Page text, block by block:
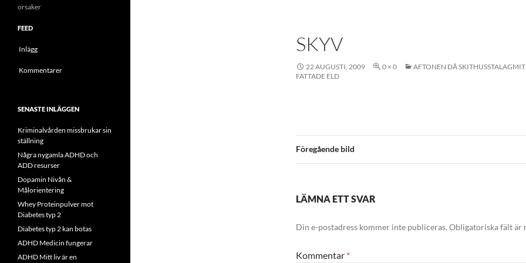
SKYV
22 AUGUSTI, 2009 0 × 0
AFTONEN DÅ
FATTADE ELD
Föregående bild
LÄMNA ETT SVAR
Din e-postadress kommer inte publiceras. Obligatoriska fält är
Kommentar *
orsaker
FEED
Inlägg
Kommentarer
SENASTE INLÄGGEN
Kriminalvården missbrukar sin
ställning
Några nygamla ADHD och
ADD resurser
Dopamin Nivån &
Målorientering
Whey Proteinpulver mot
Diabetes typ 2
Diabetes typ 2 kan botas
ADHD Medicin fungerar
ADHD Mitt liv är en